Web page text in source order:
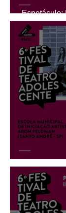
Espetáculo:
feliz
Espetáculo: